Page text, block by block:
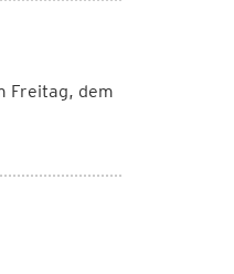
Freitag, dem